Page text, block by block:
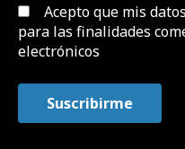
Acepto que mis
para las finalidades
electrónicos